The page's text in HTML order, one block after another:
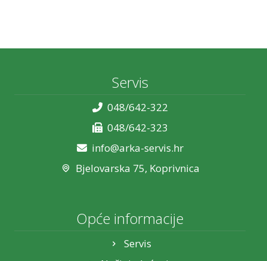
Servis
048/642-322
048/642-323
info@arka-servis.hr
Bjelovarska 75, Koprivnica
Opće informacije
Servis